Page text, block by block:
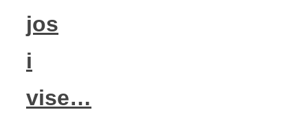
jos
i
vise…